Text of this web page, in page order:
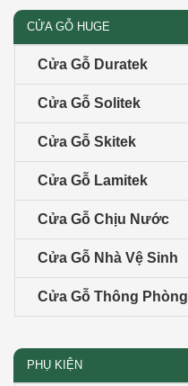
CỬA GỖ HUGE
Cửa Gỗ Duratek
Cửa Gỗ Solitek
Cửa Gỗ Skitek
Cửa Gỗ Lamitek
Cửa Gỗ Chịu Nước
Cửa Gỗ Nhà Vệ Sinh
Cửa Gỗ Thông Phòng
PHỤ KIỆN